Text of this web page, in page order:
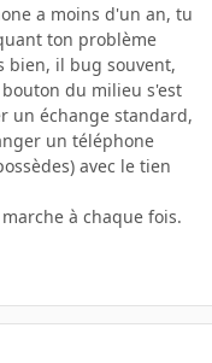
a moins d'un an, tu
ton problème
bien, il bug souvent,
du milieu s'est
un échange standard,
un téléphone
avec le tien
à chaque fois.